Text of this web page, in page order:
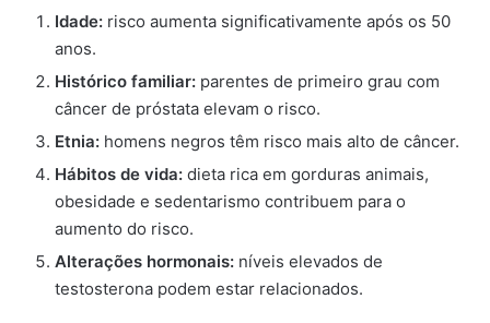
Idade: risco aumenta significativamente após os 50
anos.
Histórico familiar: parentes de primeiro grau com
câncer de próstata elevam o risco.
Etnia: homens negros têm risco mais alto de câncer.
Hábitos de vida: dieta rica em gorduras animais,
obesidade e sedentarismo contribuem para o
aumento do risco.
Alterações hormonais: níveis elevados de
testosterona podem estar relacionados.